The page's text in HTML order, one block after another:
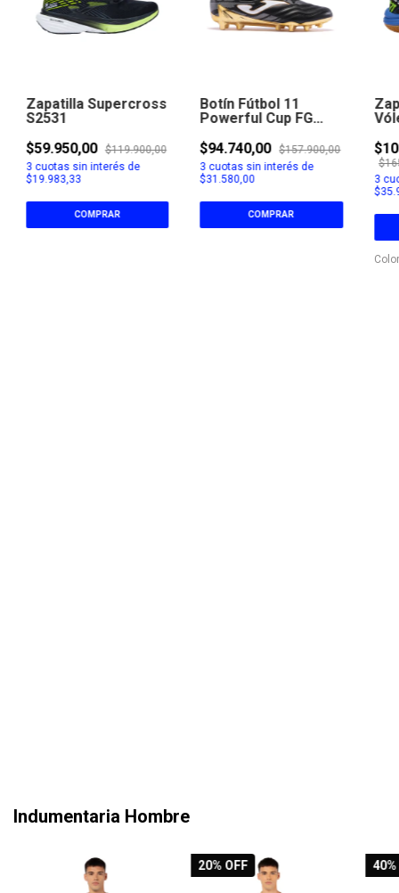
Zapatilla Supercross
S2531
$59.950,00 $119.900,00
3cuotas sin interés de
$19.983,33
COMPRAR
Botín Fútbol 11
Powerful Cup FG
$94.740,00
$157.900,00
3 cuotas sin interés de
$31.580,00
COMPRAR
3
Indumentaria Hombre
20% OFF 40%